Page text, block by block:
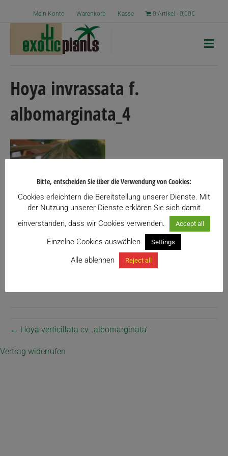
Mein Konto Warenkorb Kasse 0 Artikel 0,00€
N
a
Hoya invrassata f.
albomarginata_4
← Hoya verticillata cv. ‚albomarginata‘
Vertrag widerrufen
Bitte, entscheiden Sie über die Verwendung von Cookies:
Cookies erleichtern die Bereitstellung unserer Dienste. Mit
der Nutzung unserer Dienste erklären Sie sich damit
einverstanden, dass wir Cookies verwenden.
Accept all
Einzelne Cookies auswählen Settings
Alle ablehnen Reject all